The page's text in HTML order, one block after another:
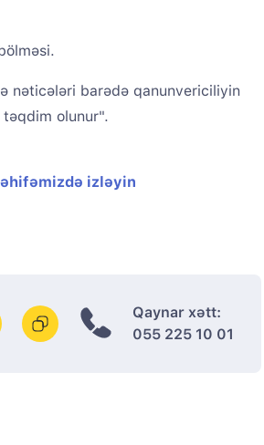
nəticələri barədə qanunvericiliyin
olunur".
izləyin
Qaynar xətt:
055 225 10 01